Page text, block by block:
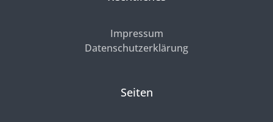
Impressum
Datenschutzerklärung
Seiten